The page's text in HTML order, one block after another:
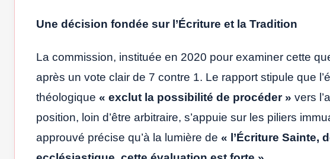
Une décision fondée sur l’Écriture et la Tradition
La commission, instituée en 2020 pour examiner cette
après un vote clair de 7 contre 1. Le rapport stipule que
théologique « exclut la possibilité de procéder » vers
position, loin d’être arbitraire, s’appuie sur les piliers
approuvé précise qu’à la lumière de « l’Écriture Sainte,